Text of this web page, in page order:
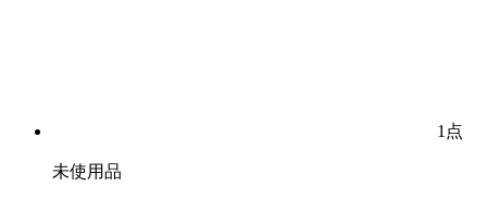
1点
未使用品